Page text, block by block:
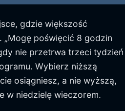
gdzie większość
„Mogę poświęcić 8 godzin
nie przetrwa trzeci tydzień
Wybierz niższą
osiągniesz, a nie wyższą,
w niedzielę wieczorem.